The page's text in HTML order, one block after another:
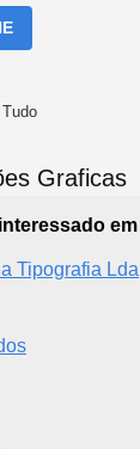
Tudo
em
Tipografia Lda